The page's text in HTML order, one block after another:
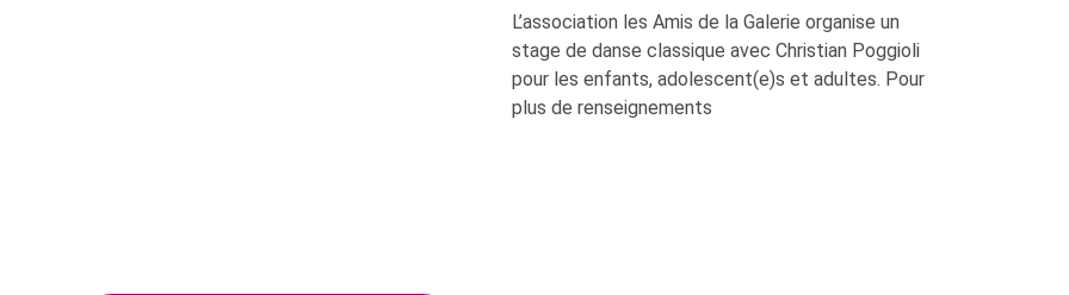
L’association les Amis de la Galerie organise un
stage de danse classique avec Christian Poggioli
pour les enfants, adolescent(e)s et adultes. Pour
plus de renseignements